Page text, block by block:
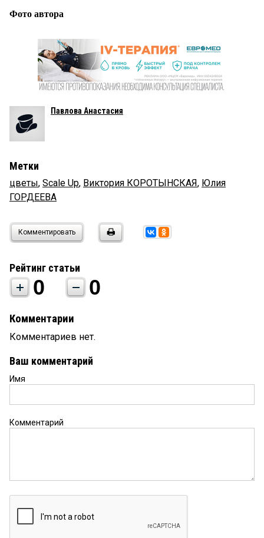
Фото автора
Павлова Анастасия
Метки
цветы, Scale Up, Виктория КОРОТЫНСКАЯ, Юлия
ГОРДЕЕВА
Комментировать
Рейтинг статьи
0 0
Комментарии
Комментариев нет.
Ваш комментарий
Имя
Комментарий